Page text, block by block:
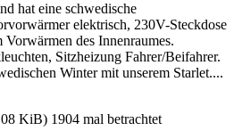
hat eine schwedische
elektrisch, 230V-Steckdose
des Innenraumes.
Sitzheizung Fahrer/Beifahrer.
Winter mit unserem Starlet....
KiB) 1904 mal betrachtet